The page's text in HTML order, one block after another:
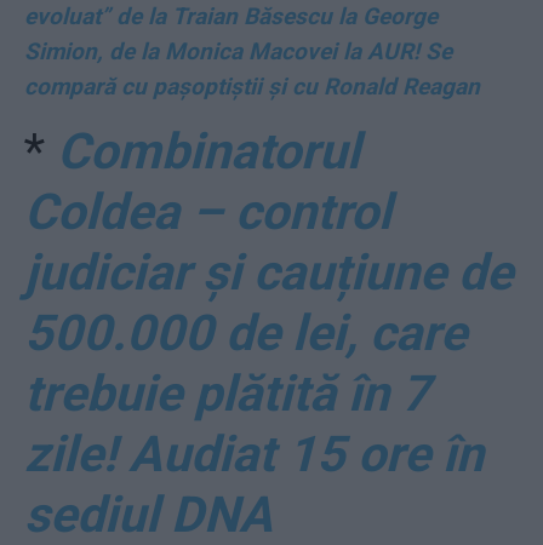
evoluat” de la Traian Băsescu la George
Simion, de la Monica Macovei la AUR! Se
compară cu pașoptiștii și cu Ronald Reagan
* Combinatorul
Coldea – control
judiciar și cauțiune de
500.000 de lei, care
trebuie plătită în 7
zile! Audiat 15 ore în
sediul DNA